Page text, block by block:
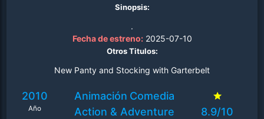
Sinopsis:
.
Fecha de estreno:2025-07-10
Otros Titulos:
New Panty and Stocking with Garterbelt
2010
Año
Animación Comedia
Action & Adventure
8.9/10